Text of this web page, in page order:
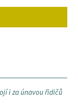
i za únavou řidičů